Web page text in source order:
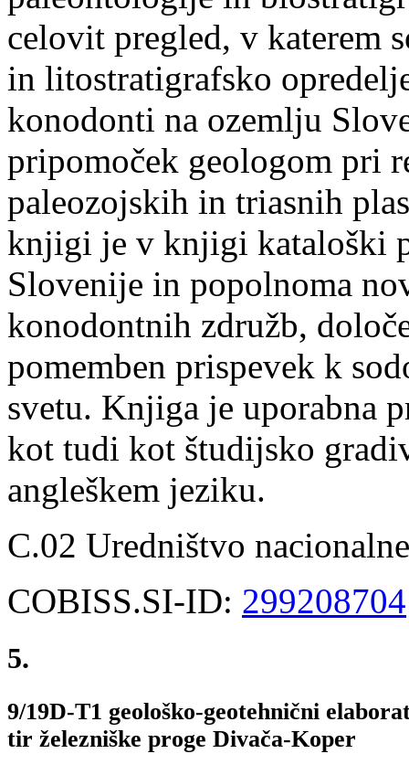
celovit pregled, v katerem
in litostratigrafsko
konodonti na ozemlju
pripomoček geologom pri
paleozojskih in triasnih
knjigi je v knjigi kataloški
Slovenije in popolnoma
konodontnih združb,
pomemben prispevek k
svetu. Knjiga je uporabna
kot tudi kot študijsko
angleškem jeziku.
C.02 Uredništvo
COBISS.SI-ID: 299208704
5.
9/19D-T1 geološko-geotehnični
tir železniške proge Divača-Koper